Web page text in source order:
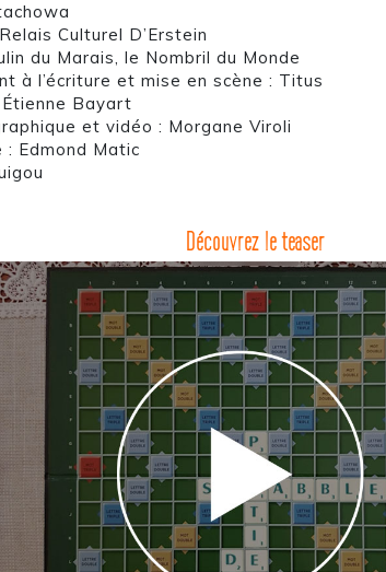
Culturel D’Erstein
du Marais, le Nombril du Monde
à l’écriture et mise en scène : Titus
Bayart
et vidéo : Morgane Viroli
: Edmond Matic
Découvrez le teaser